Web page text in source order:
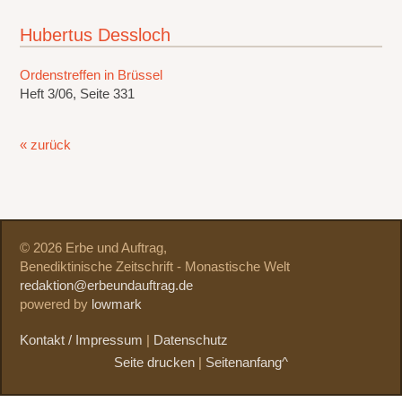
Hubertus Dessloch
Ordenstreffen in Brüssel
Heft 3/06, Seite 331
« zurück
© 2026 Erbe und Auftrag,
Benediktinische Zeitschrift - Monastische Welt
redaktion@erbeundauftrag.de
powered by lowmark
Kontakt / Impressum
Datenschutz
Seite drucken
Seitenanfang^